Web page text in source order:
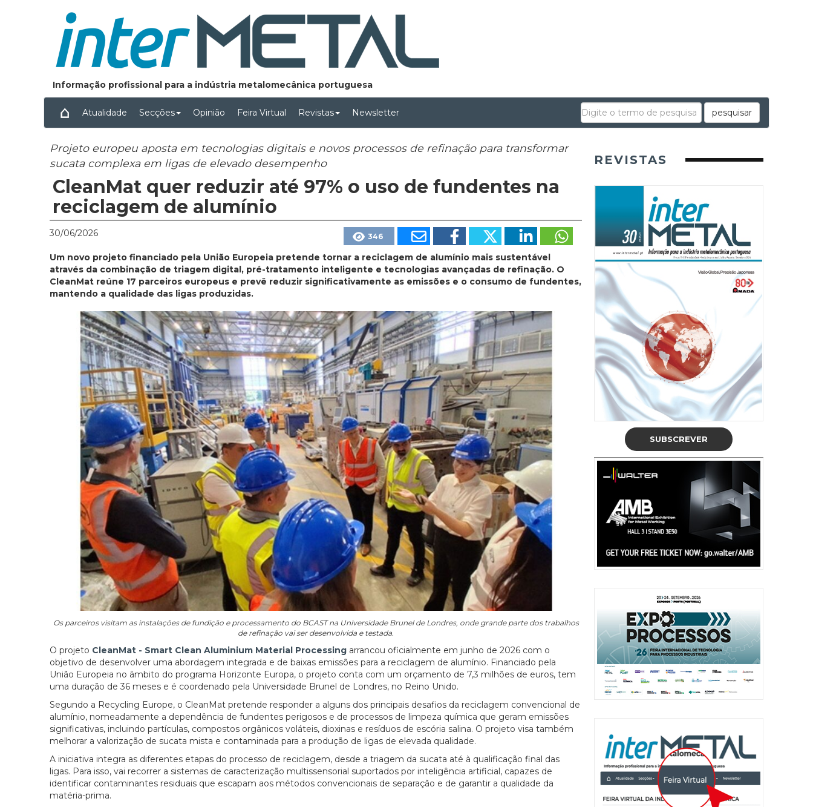
Informação profissional para a indústria metalomecânica portuguesa
Atualidade Secções Opinião Feira Virtual Revistas Newsletter pesquisar
Projeto europeu aposta em tecnologias digitais e novos processos de refinação para transformar
sucata complexa em ligas de elevado desempenho
CleanMat quer reduzir até 97% o uso de fundentes na
reciclagem de alumínio
30/06/2026 346
Um novo projeto financiado pela União Europeia pretende tornar a reciclagem de alumínio mais sustentável
através da combinação de triagem digital, pré-tratamento inteligente e tecnologias avançadas de refinação. O
CleanMat reúne 17 parceiros europeus e prevê reduzir significativamente as emissões e o consumo de fundentes,
mantendo a qualidade das ligas produzidas.
Os parceiros visitam as instalações de fundição e processamento do BCAST na Universidade Brunel de Londres, onde grande parte dos trabalhos
de refinação vai ser desenvolvida e testada.
O projeto CleanMat - Smart Clean Aluminium Material Processing arrancou oficialmente em junho de 2026 com o
objetivo de desenvolver uma abordagem integrada e de baixas emissões para a reciclagem de alumínio. Financiado pela
União Europeia no âmbito do programa Horizonte Europa, o projeto conta com um orçamento de 7,3 milhões de euros, tem
uma duração de 36 meses e é coordenado pela Universidade Brunel de Londres, no Reino Unido.
Segundo a Recycling Europe, o CleanMat pretende responder a alguns dos principais desafios da reciclagem convencional de
alumínio, nomeadamente a dependência de fundentes perigosos e de processos de limpeza química que geram emissões
significativas, incluindo partículas, compostos orgânicos voláteis, dioxinas e resíduos de escória salina. O projeto visa também
melhorar a valorização de sucata mista e contaminada para a produção de ligas de elevada qualidade.
A iniciativa integra as diferentes etapas do processo de reciclagem, desde a triagem da sucata até à qualificação final das
ligas. Para isso, vai recorrer a sistemas de caracterização multissensorial suportados por inteligência artificial, capazes de
identificar contaminantes residuais que escapam aos métodos convencionais de separação e de garantir a qualidade da
matéria-prima.
REVISTAS
SUBSCREVER